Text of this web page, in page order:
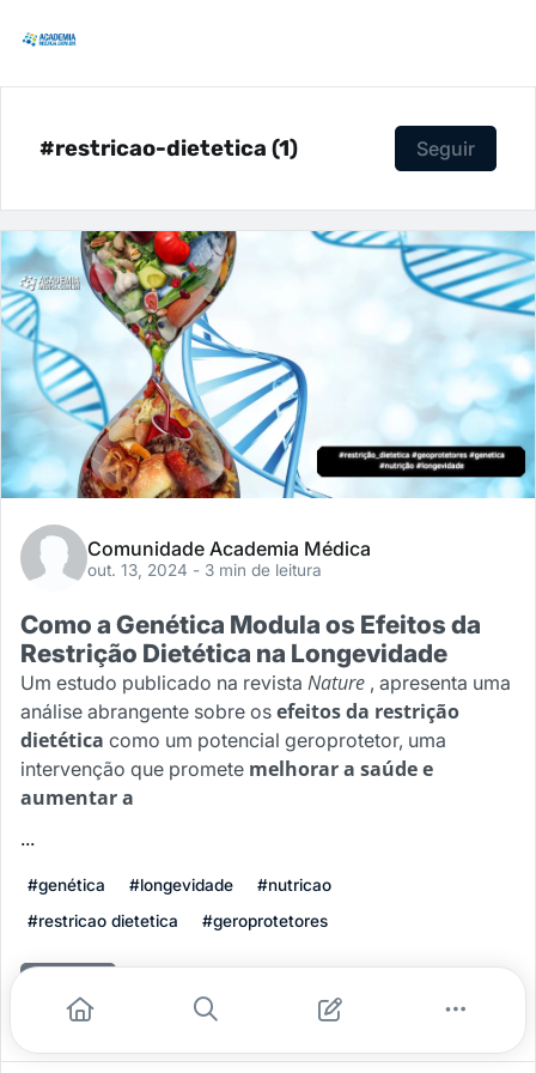
#restricao-dietetica (1) Seguir
Comunidade Academia Médica
out. 13, 2024 - 3 min de leitura
Como a Genética Modula os Efeitos da
Restrição Dietética na Longevidade
Um estudo publicado na revista Nature , apresenta uma
análise abrangente sobre os efeitos da restrição
dietética como um potencial geroprotetor, uma
intervenção que promete melhorar a saúde e
aumentar a
...
#genética #longevidade
#nutricao
#restricao dietetica
#geroprotetores
Leia mais